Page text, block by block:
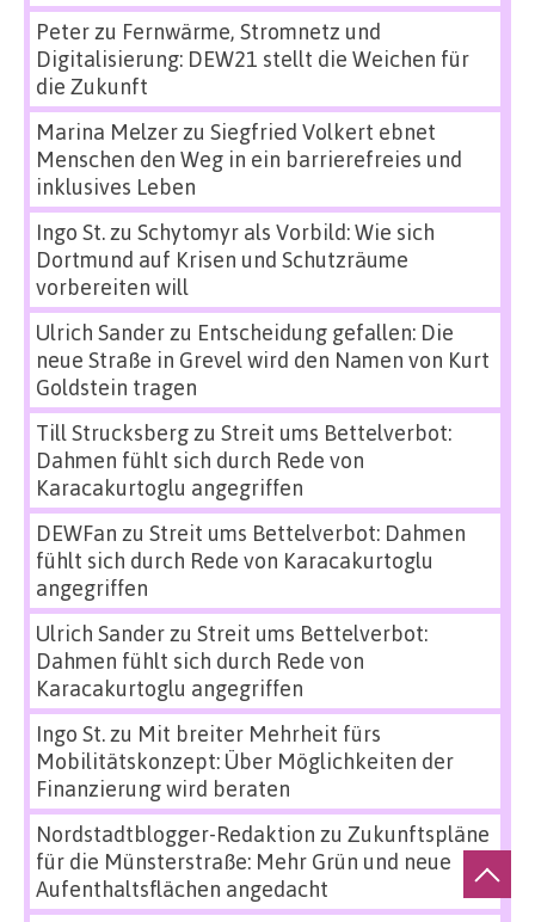
Peterzu Fernwärme, Stromnetz und
Digitalisierung: DEW21 stellt die Weichen für
die Zukunft
Marina Melzerzu Siegfried Volkert ebnet
Menschen den Weg in ein barrierefreies und
inklusives Leben
Ingo St.zu Schytomyr als Vorbild: Wie sich
Dortmund auf Krisen und Schutzräume
vorbereiten will
Ulrich Sanderzu Entscheidung gefallen: Die
neue Straße in Grevel wird den Namen von Kurt
Goldstein tragen
Till Strucksbergzu Streit ums Bettelverbot:
Dahmen fühlt sich durch Rede von
Karacakurtoglu angegriffen
DEWFan zu Streit ums Bettelverbot: Dahmen
fühlt sich durch Rede von Karacakurtoglu
angegriffen
Ulrich Sanderzu Streit ums Bettelverbot:
Dahmen fühlt sich durch Rede von
Karacakurtoglu angegriffen
Ingo St.zu Mit breiter Mehrheit fürs
Mobilitätskonzept: Über Möglichkeiten der
Finanzierung wird beraten
Nordstadtblogger-Redaktion zu Zukunftspläne
für die Münsterstraße: Mehr Grün und neue
Aufenthaltsflächen angedacht